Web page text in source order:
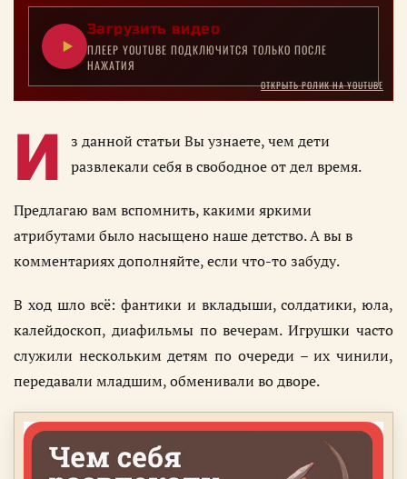
Загрузить видео
ПЛЕЕР YOUTUBE ПОДКЛЮЧИТСЯ ТОЛЬКО ПОСЛЕ
НАЖАТИЯ
ОТКРЫТЬ РОЛИК НА YOUTUBE
И
з данной статьи Вы узнаете, чем дети
развлекали себя в свободное от дел время.
Предлагаю вам вспомнить, какими яркими
атрибутами было насыщено наше детство. А вы в
комментариях дополняйте, если что-то забуду.
В ход шло всё: фантики и вкладыши, солдатики, юла,
калейдоскоп, диафильмы по вечерам. Игрушки часто
служили нескольким детям по очереди – их чинили,
передавали младшим, обменивали во дворе.